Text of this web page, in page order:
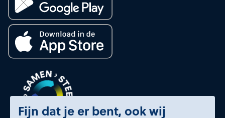
Fijn dat je er bent, ook wij